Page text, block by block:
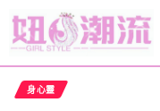
身心靈